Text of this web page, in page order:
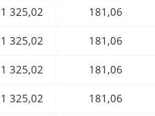
1 325,02 181,06
1 325,02 181,06
1 325,02 181,06
1 325,02 181,06